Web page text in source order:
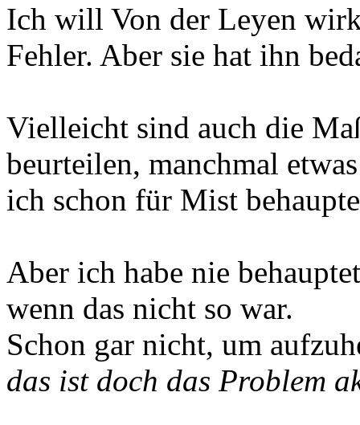
Ich will Von der Leyen
Fehler. Aber sie hat ihn
Vielleicht sind auch die
beurteilen, manchmal
ich schon für Mist
Aber ich habe nie
wenn das nicht so war.
Schon gar nicht, um
das ist doch das Problem